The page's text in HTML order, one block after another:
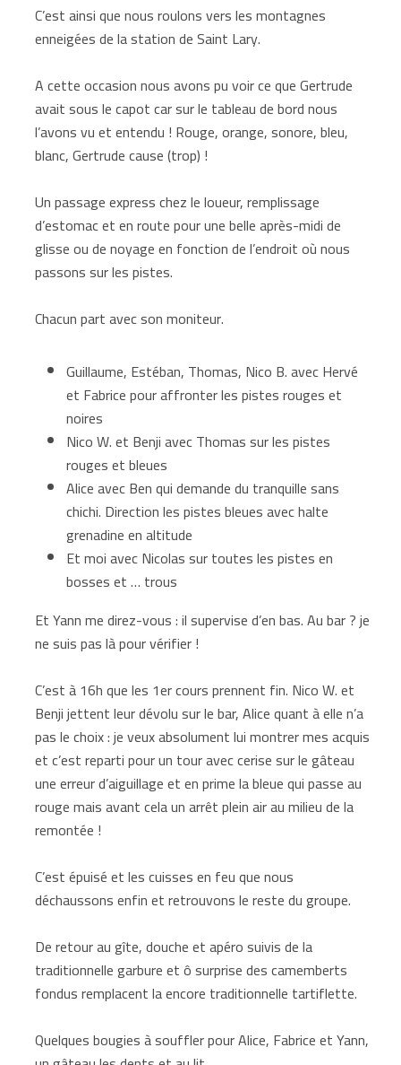
C’est ainsi que nous roulons vers les montagnes
enneigées de la station de Saint Lary.
A cette occasion nous avons pu voir ce que Gertrude
avait sous le capot car sur le tableau de bord nous
l’avons vu et entendu ! Rouge, orange, sonore, bleu,
blanc, Gertrude cause (trop) !
Un passage express chez le loueur, remplissage
d’estomac et en route pour une belle après-midi de
glisse ou de noyage en fonction de l’endroit où nous
passons sur les pistes.
Chacun part avec son moniteur.
Guillaume, Estéban, Thomas, Nico B. avec Hervé
et Fabrice pour affronter les pistes rouges et
noires
Nico W. et Benji avec Thomas sur les pistes
rouges et bleues
Alice avec Ben qui demande du tranquille sans
chichi. Direction les pistes bleues avec halte
grenadine en altitude
Et moi avec Nicolas sur toutes les pistes en
bosses et … trous
Et Yann me direz-vous : il supervise d’en bas. Au bar ? je
ne suis pas là pour vérifier !
C’est à 16h que les 1er cours prennent fin. Nico W. et
Benji jettent leur dévolu sur le bar, Alice quant à elle n’a
pas le choix : je veux absolument lui montrer mes acquis
et c’est reparti pour un tour avec cerise sur le gâteau
une erreur d’aiguillage et en prime la bleue qui passe au
rouge mais avant cela un arrêt plein air au milieu de la
remontée !
C’est épuisé et les cuisses en feu que nous
déchaussons enfin et retrouvons le reste du groupe.
De retour au gîte, douche et apéro suivis de la
traditionnelle garbure et ô surprise des camemberts
fondus remplacent la encore traditionnelle tartiflette.
Quelques bougies à souffler pour Alice, Fabrice et Yann,